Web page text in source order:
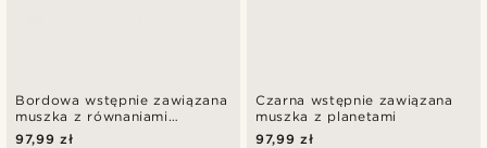
Bordowa wstępnie zawiązana
muszka z równaniami
matematycznymi
97,99 zł
Czarna wstępnie zawiązana
muszka z planetami
97,99 zł